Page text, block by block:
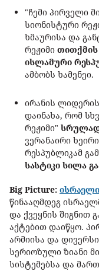
"ჩემი პირველი
სიონისტური
ხმაურისა და
რეჟიმი თითქმის
ისლამური
ამბობს ხამენეი.
ირანის
დაინახა, რომ
რეჟიმი"
ვერანაირი
რესპუბლიკამ
სასტიკი სილა
Big Picture:
წინააღმდეგ
და ქვეყნის
აქტებით დაიწყო.
არმიისა და
სერიოზული ზიანი
სისტემებსა და